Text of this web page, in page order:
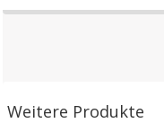
Weitere Produkte